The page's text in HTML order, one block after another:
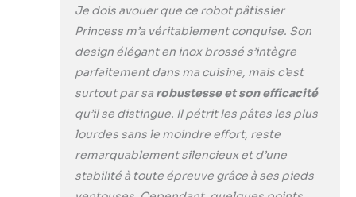
croustillants et crémeux à la fois,
mousses légères et aériennes Tout
vous résussira ! Ses accessoires en
inox et/ou téflon, son moteur en
cuivre et son chassis en aluminium
sont très résistants, pour une
longévité prolongée. Les pièces
pour un nettoyage facile.
Je dois avouer que ce robot pâtissier
Princess m’a véritablement conquise. Son
design élégant en inox brossé s’intègre
parfaitement dans ma cuisine, mais c’est
surtout par sa robustesse et son efficacité
qu’il se distingue. Il pétrit les pâtes les plus
lourdes sans le moindre effort, reste
remarquablement silencieux et d’une
stabilité à toute épreuve grâce à ses pieds